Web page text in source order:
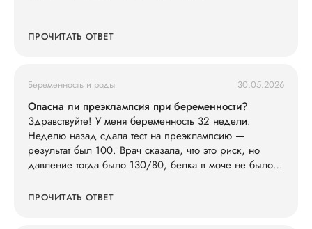
ПРОЧИТАТЬ ОТВЕТ
Беременность и роды 30.05.2026
Опасна ли преэклампсия при беременности?
Здравствуйте! У меня беременность 32 недели.
Неделю назад сдала тест на преэклампсию —
результат был 100. Врач сказала, что это риск, но
давление тогда было 130/80, белка в моче не было.
жмут), голова побаливает, но терпимо, давление дома
ПРОЧИТАТЬ ОТВЕТ